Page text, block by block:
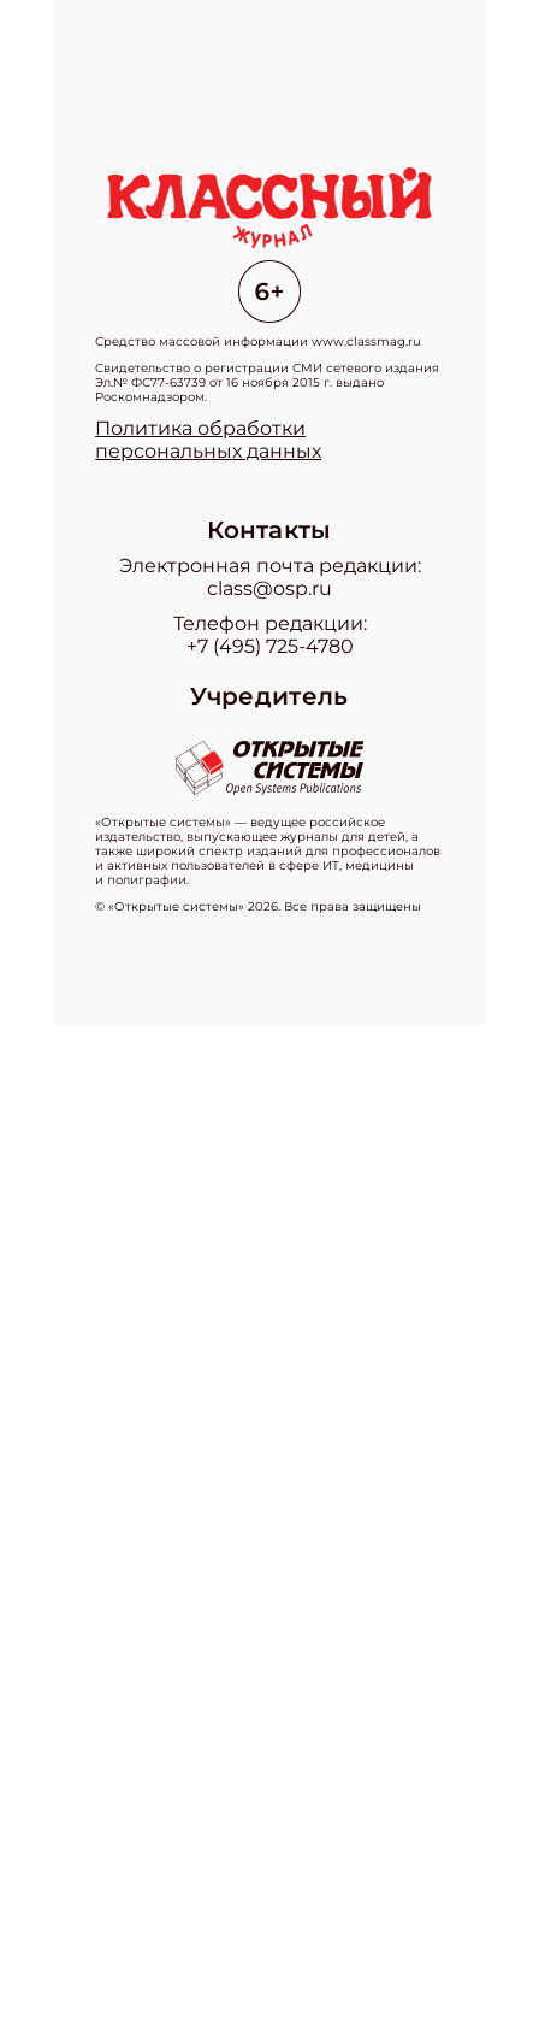
Средство массовой информации www.classmag.ru
Свидетельство о регистрации СМИ сетевого издания
Эл.№ ФС77-63739 от 16 ноября 2015 г. выдано
Роскомнадзором.
Политика обработки
персональных данных
Контакты
Электронная почта редакции:
class@osp.ru
Телефон редакции:
+7 (495) 725-4780
Учредитель
«Открытые системы» — ведущее российское
издательство, выпускающее журналы для детей, а
также широкий спектр изданий для профессионалов
и активных пользователей в сфере ИТ, медицины
и полиграфии.
© «Открытые системы» 2026. Все права защищены